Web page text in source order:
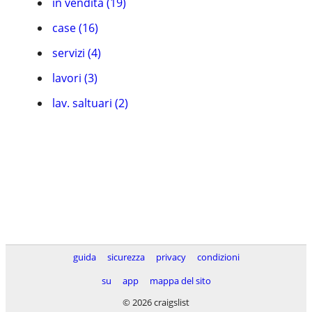
case (16)
servizi (4)
lavori (3)
lav. saltuari (2)
guida sicurezza privacy
condizioni
su
app
mappa del sito
© 2026 craigslist